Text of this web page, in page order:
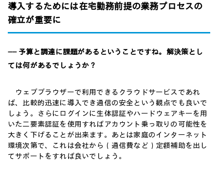
導入するためには在宅勤務前提の業務プロセスの
確立が重要に
―― 予算と調達に課題があるということですね。解決策とし
ては何があるでしょうか？
ウェブブラウザーで利用できるクラウドサービスであれ
ば、比較的迅速に導入でき通信の安全という観点でも良いで
しょう。さらにログインに生体認証やハードウェアキーを用
いた二要素認証を使用すればアカウント乗っ取りの可能性を
大きく下げることが出来ます。あとは家庭のインターネット
環境次第で、これは会社から（通信費など）定額補助を出し
てサポートをすれば良いでしょう。